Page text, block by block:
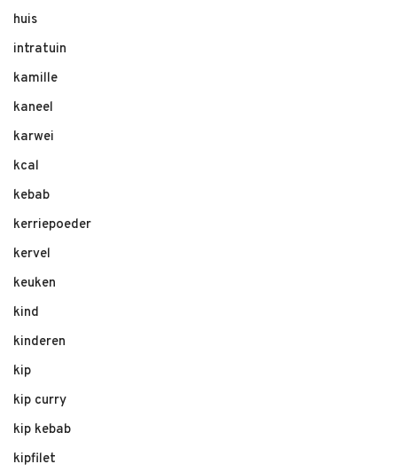
huis
intratuin
kamille
kaneel
karwei
kcal
kebab
kerriepoeder
kervel
keuken
kind
kinderen
kip
kip curry
kip kebab
kipfilet